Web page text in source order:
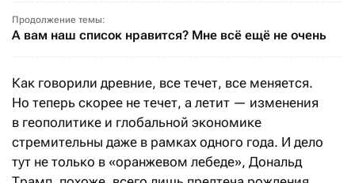
Продолжение темы:
А вам наш список нравится? Мне всё ещё не очень
Как говорили древние, все течет, все меняется.
Но теперь скорее не течет, а летит — изменения
в геополитике и глобальной экономике
стремительны даже в рамках одного года. И дело
тут не только в «оранжевом лебеде», Дональд